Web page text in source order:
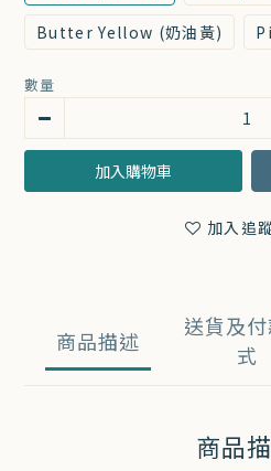
Butter Yellow (奶油黃)
數量
加入購物車
加入追
商品描述
送貨及
式
商品